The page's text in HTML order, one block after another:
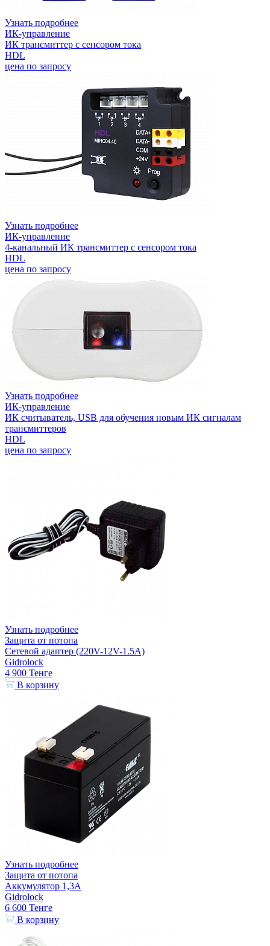
Узнать подробнее
ИК-управление
ИК трансмиттер с сенсором тока
HDL
цена по запросу
Узнать подробнее
ИК-управление
4-канальный ИК трансмиттер с сенсором тока
HDL
цена по запросу
Узнать подробнее
ИК-управление
ИК считыватель, USB для обучения новым ИК сигналам
трансмиттеров
HDL
цена по запросу
Узнать подробнее
Защита от потопа
Сетевой адаптер (220V-12V-1.5A)
Gidrolock
4 900 Тенге
В корзину
Узнать подробнее
Защита от потопа
Аккумулятор 1,3А
Gidrolock
6 600 Тенге
В корзину